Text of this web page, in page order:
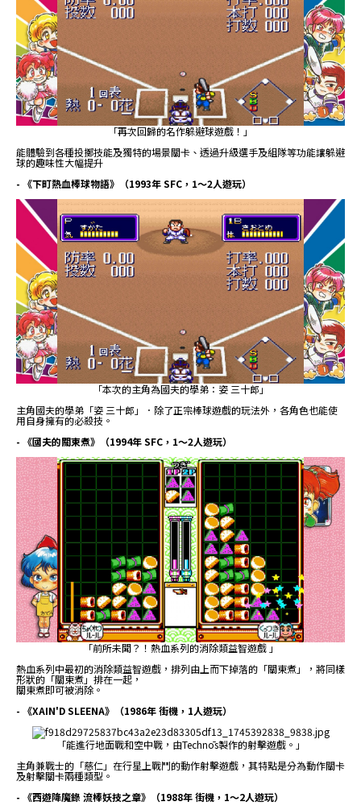
「再次回歸的名作躲避球遊戲！」
能體驗到各種投擲技能及獨特的場景關卡、透過升級選手及組隊等功能讓躲避
球的趣味性大幅提升
- 《下町熱血棒球物語》（1993年 SFC，1～2人遊玩）
「本次的主角為國夫的學弟：姿 三十郎」
主角國夫的學弟「姿 三十郎」．除了正宗棒球遊戲的玩法外，各角色也能使
用自身擁有的必殺技。
- 《國夫的關東煮》（1994年 SFC，1～2人遊玩）
「前所未聞？！熱血系列的消除類益智遊戲 」
熱血系列中最初的消除類益智遊戲，排列由上而下掉落的「關東煮」，將同樣
形狀的「關東煮」排在一起，
關東煮即可被消除。
- 《XAIN'D SLEENA》（1986年 街機，1人遊玩）
「能進行地面戰和空中戰，由Technōs製作的射擊遊戲。」
主角兼戰士的「慈仁」在行星上戰鬥的動作射擊遊戲，其特點是分為動作關卡
及射擊關卡兩種類型。
- 《西遊降魔錄 流棒妖技之章》（1988年 街機，1～2人遊玩）